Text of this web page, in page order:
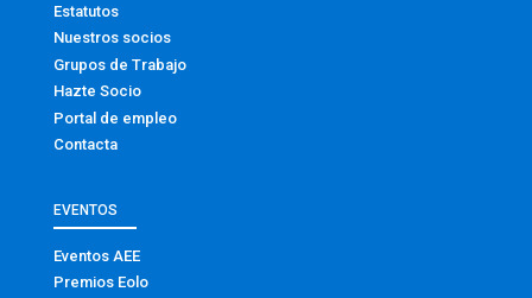
Estatutos
Nuestros socios
Grupos de Trabajo
Hazte Socio
Portal de empleo
Contacta
EVENTOS
Eventos AEE
Premios Eolo